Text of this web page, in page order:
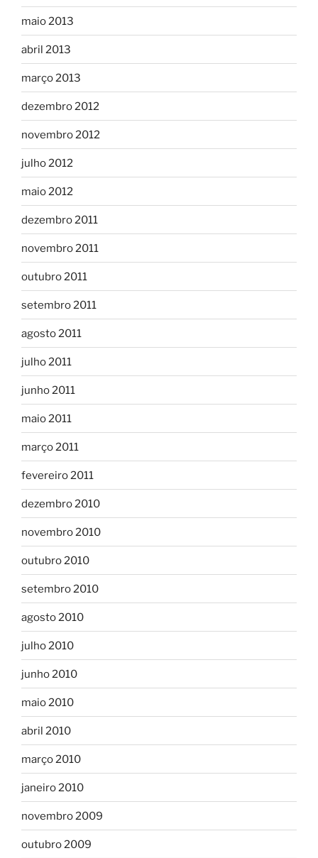
maio 2013
abril 2013
março 2013
dezembro 2012
novembro 2012
julho 2012
maio 2012
dezembro 2011
novembro 2011
outubro 2011
setembro 2011
agosto 2011
julho 2011
junho 2011
maio 2011
março 2011
fevereiro 2011
dezembro 2010
novembro 2010
outubro 2010
setembro 2010
agosto 2010
julho 2010
junho 2010
maio 2010
abril 2010
março 2010
janeiro 2010
novembro 2009
outubro 2009